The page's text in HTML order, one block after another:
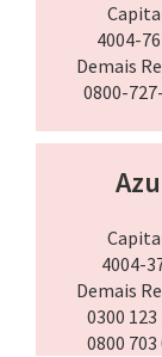
4004-
Demais
0800-
4004-
Demais
0300 123
0800 703